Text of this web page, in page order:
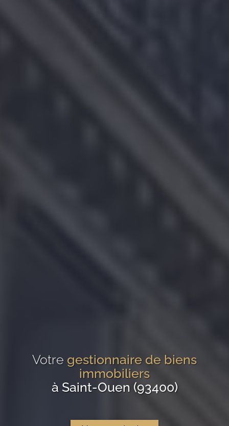
Votre gestionnaire de biens
immobiliers
à Saint-Ouen (93400)